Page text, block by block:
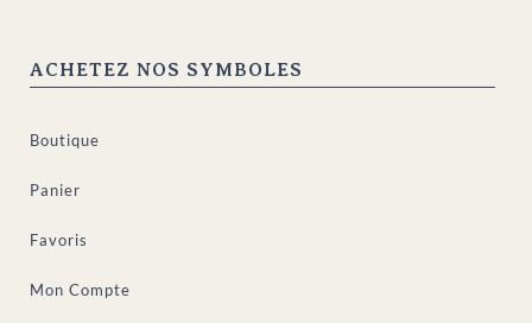
ACHETEZ NOS SYMBOLES
Boutique
Panier
Favoris
Mon Compte